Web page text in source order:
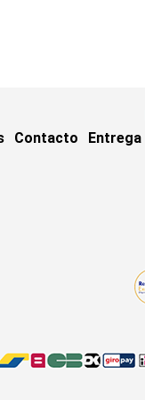
Contacto Entrega